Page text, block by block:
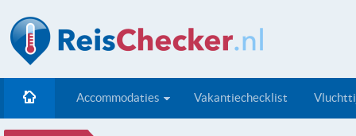
Accommodaties Vakantiechecklist